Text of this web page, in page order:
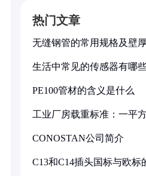
热门文章
无缝钢管的常用规格及壁
生活中常见的传感器有哪
PE100管材的含义是什么
工业厂房载重标准：一平
CONOSTAN公司简介
C13和C14插头国标与欧标